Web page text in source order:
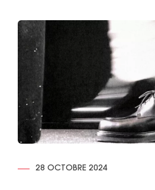
28 OCTOBRE 2024